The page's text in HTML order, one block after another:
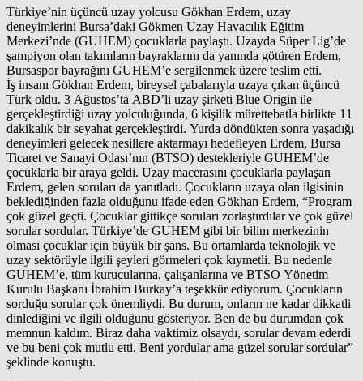
Türkiye’nin üçüncü uzay yolcusu Gökhan Erdem, uzay
deneyimlerini Bursa’daki Gökmen Uzay Havacılık Eğitim
Merkezi’nde (GUHEM) çocuklarla paylaştı. Uzayda Süper Lig’de
şampiyon olan takımların bayraklarını da yanında götüren Erdem,
Bursaspor bayrağını GUHEM’e sergilenmek üzere teslim etti.
İş insanı Gökhan Erdem, bireysel çabalarıyla uzaya çıkan üçüncü
Türk oldu. 3 Ağustos’ta ABD’li uzay şirketi Blue Origin ile
gerçekleştirdiği uzay yolculuğunda, 6 kişilik mürettebatla birlikte 11
dakikalık bir seyahat gerçekleştirdi. Yurda döndükten sonra yaşadığı
deneyimleri gelecek nesillere aktarmayı hedefleyen Erdem, Bursa
Ticaret ve Sanayi Odası’nın (BTSO) destekleriyle GUHEM’de
çocuklarla bir araya geldi. Uzay macerasını çocuklarla paylaşan
Erdem, gelen soruları da yanıtladı. Çocukların uzaya olan ilgisinin
beklediğinden fazla olduğunu ifade eden Gökhan Erdem, “Program
çok güzel geçti. Çocuklar gittikçe soruları zorlaştırdılar ve çok güzel
sorular sordular. Türkiye’de GUHEM gibi bir bilim merkezinin
olması çocuklar için büyük bir şans. Bu ortamlarda teknolojik ve
uzay sektörüyle ilgili şeyleri görmeleri çok kıymetli. Bu nedenle
GUHEM’e, tüm kurucularına, çalışanlarına ve BTSO Yönetim
Kurulu Başkanı İbrahim Burkay’a teşekkür ediyorum. Çocukların
sorduğu sorular çok önemliydi. Bu durum, onların ne kadar dikkatli
dinlediğini ve ilgili olduğunu gösteriyor. Ben de bu durumdan çok
memnun kaldım. Biraz daha vaktimiz olsaydı, sorular devam ederdi
ve bu beni çok mutlu etti. Beni yordular ama güzel sorular sordular”
şeklinde konuştu.